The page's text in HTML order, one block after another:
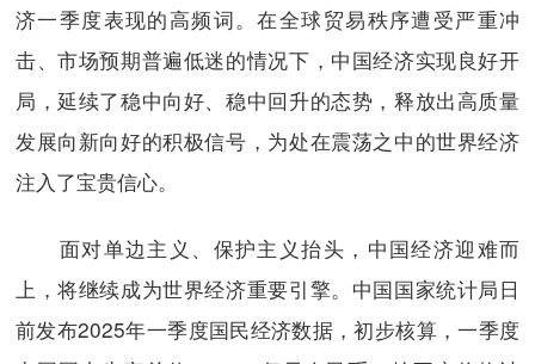
济一季度表现的高频词。在全球贸易秩序遭受严重冲
击、市场预期普遍低迷的情况下，中国经济实现良好开
局，延续了稳中向好、稳中回升的态势，释放出高质量
发展向新向好的积极信号，为处在震荡之中的世界经济
注入了宝贵信心。
面对单边主义、保护主义抬头，中国经济迎难而
上，将继续成为世界经济重要引擎。中国国家统计局日
前发布2025年一季度国民经济数据，初步核算，一季度